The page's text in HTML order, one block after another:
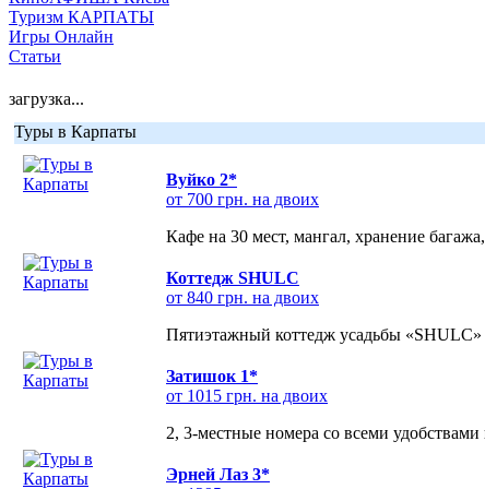
Туризм КАРПАТЫ
Игры Онлайн
Статьи
загрузка...
Туры в Карпаты
Вуйко 2*
от 700 грн. на двоих
Кафе на 30 мест, мангал, хранение
Коттедж SHULC
от 840 грн. на двоих
Пятиэтажный коттедж усадьбы «SHULC»
Затишок 1*
от 1015 грн. на двоих
2, 3-местные номера со всеми
Эрней Лаз 3*